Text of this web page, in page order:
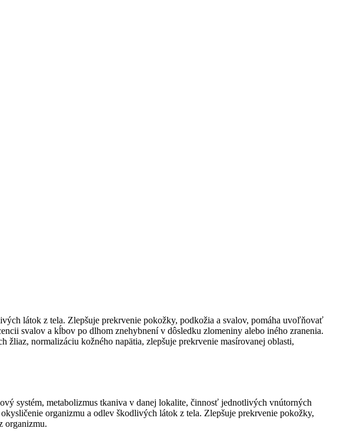
látok z tela. Zlepšuje prekrvenie pokožky, podkožia a svalov, pomáha uvoľňovať
svalov a kĺbov po dlhom znehybnení v dôsledku zlomeniny alebo iného zranenia.
normalizáciu kožného napätia, zlepšuje prekrvenie masírovanej oblasti,
systém, metabolizmus tkaniva v danej lokalite, činnosť jednotlivých vnútorných
organizmu a odlev škodlivých látok z tela. Zlepšuje prekrvenie pokožky,
organizmu.